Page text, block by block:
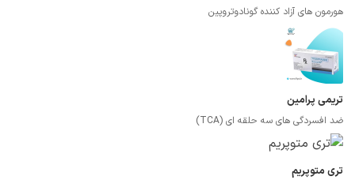
هورمون های آزاد کننده گونادوتروپین
تریمی پرامین
ضد افسردگی های سه حلقه ای (TCA)
تری متوپریم